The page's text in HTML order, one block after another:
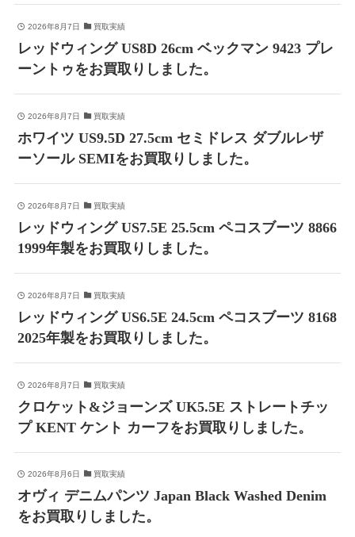
2026年8月7日 買取実績
レッドウィング US8D 26cm ベックマン 9423 プレ
ーントゥをお買取りしました。
2026年8月7日 買取実績
ホワイツ US9.5D 27.5cm セミドレス ダブルレザ
ーソール SEMIをお買取りしました。
2026年8月7日 買取実績
レッドウィング US7.5E 25.5cm ペコスブーツ 8866
1999年製をお買取りしました。
2026年8月7日 買取実績
レッドウィング US6.5E 24.5cm ペコスブーツ 8168
2025年製をお買取りしました。
2026年8月7日 買取実績
クロケット&ジョーンズ UK5.5E ストレートチッ
プ KENT ケント カーフをお買取りしました。
2026年8月6日 買取実績
オヴィ デニムパンツ Japan Black Washed Denim
をお買取りしました。